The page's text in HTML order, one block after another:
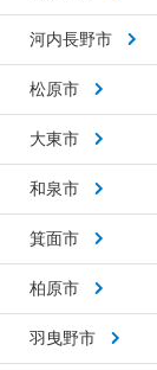
河内長野市
松原市
大東市
和泉市
箕面市
柏原市
羽曳野市